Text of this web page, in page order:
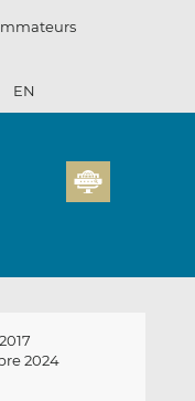
EN
2024